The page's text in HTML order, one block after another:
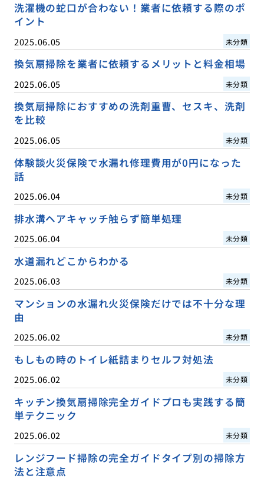
洗濯機の蛇口が合わない！業者に依頼する際のポ
イント
2025.06.05 未分類
換気扇掃除を業者に依頼するメリットと料金相場
2025.06.05 未分類
換気扇掃除におすすめの洗剤重曹、セスキ、洗剤
を比較
2025.06.05 未分類
体験談火災保険で水漏れ修理費用が0円になった
話
2025.06.04 未分類
排水溝ヘアキャッチ触らず簡単処理
2025.06.04 未分類
水道漏れどこからわかる
2025.06.03 未分類
マンションの水漏れ火災保険だけでは不十分な理
由
2025.06.02 未分類
もしもの時のトイレ紙詰まりセルフ対処法
2025.06.02 未分類
キッチン換気扇掃除完全ガイドプロも実践する簡
単テクニック
2025.06.02 未分類
レンジフード掃除の完全ガイドタイプ別の掃除方
法と注意点